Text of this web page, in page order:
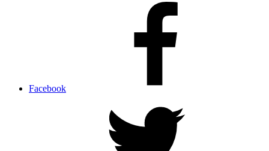
Facebook